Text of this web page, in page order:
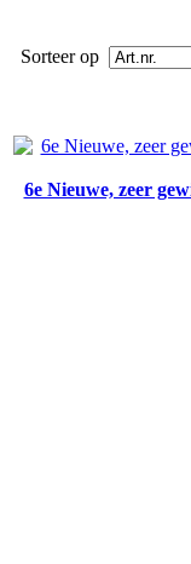
Sorteer op
6e Nieuwe, zeer